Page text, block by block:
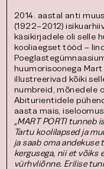
2014. aastal anti
(1922–2012)
käsikirjadele oli selle
kooliaegset tööd –
huumorisoonega
illustreerivad kõiki
numbreid, mõnedele
Abiturientidele
aasta mais,
„MART PORTI tunneb
Tartu koolilapsed ja
ja saab oma andekuse
kergusega, nii et
vürhvliõnne. Erilise